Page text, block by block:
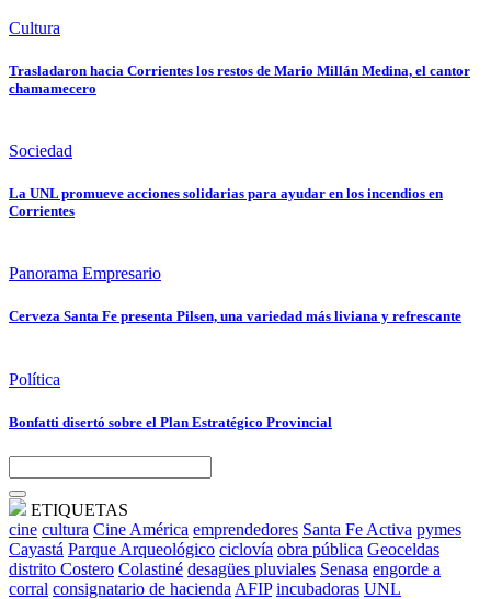
Cultura
Trasladaron hacia Corrientes los restos de Mario Millán Medina, el cantor
chamamecero
Sociedad
La UNL promueve acciones solidarias para ayudar en los incendios en
Corrientes
Panorama Empresario
Cerveza Santa Fe presenta Pilsen, una variedad más liviana y refrescante
Política
Bonfatti disertó sobre el Plan Estratégico Provincial
ETIQUETAS
cine cultura Cine América emprendedores Santa Fe Activa pymes
Cayastá Parque Arqueológico ciclovía obra pública Geoceldas
distrito Costero Colastiné desagües pluviales Senasa engorde a
corral consignatario de hacienda AFIP incubadoras UNL